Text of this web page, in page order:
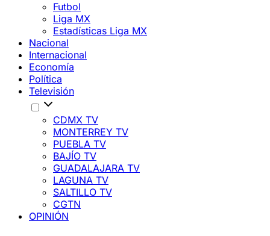
Futbol
Liga MX
Estadísticas Liga MX
Nacional
Internacional
Economía
Política
Televisión
CDMX TV
MONTERREY TV
PUEBLA TV
BAJÍO TV
GUADALAJARA TV
LAGUNA TV
SALTILLO TV
CGTN
OPINIÓN